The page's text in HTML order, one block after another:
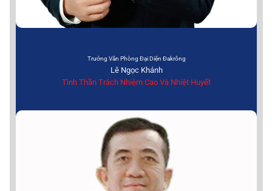
Trưởng Văn Phòng Đại Diện Đakrông
Lê Ngọc Khánh
Tình Thần Trách Nhiệm Cao Và Nhiệt Huyết